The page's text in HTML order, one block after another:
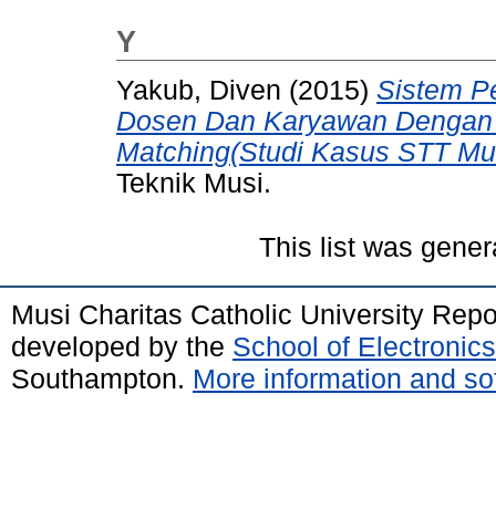
Y
Yakub, Diven (2015) Sistem
Dosen Dan Karyawan
Matching(Studi Kasus STT
Teknik Musi.
This list was
Musi Charitas Catholic University
developed by the School of
Southampton. More information and